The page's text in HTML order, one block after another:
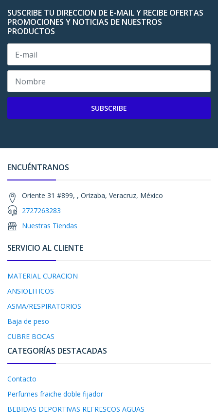
SUSCRIBE TU DIRECCION DE E-MAIL Y RECIBE OFERTAS
PROMOCIONES Y NOTICIAS DE NUESTROS
PRODUCTOS
SUBSCRIBE
ENCUÉNTRANOS
Oriente 31 #899, , Orizaba, Veracruz, México
2727263283
Nuestras Tiendas
SERVICIO AL CLIENTE
MATERIAL CURACION
ANSIOLITICOS
ASMA/RESPIRATORIOS
Baja de peso
CUBRE BOCAS
CATEGORÍAS DESTACADAS
Contacto
Perfumes fraiche doble fijador
BEBIDAS DEPORTIVAS REFRESCOS AGUAS